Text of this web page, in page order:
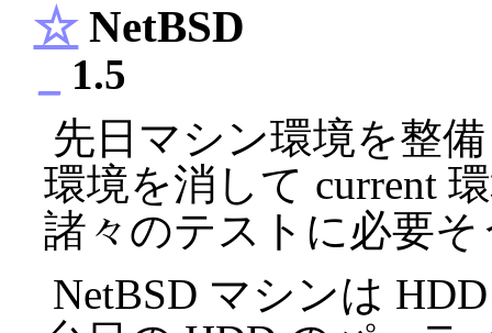
☆NetBSD
1.5
先日マシン環境を整
環境を消して current
諸々のテストに必要
NetBSD マシンは